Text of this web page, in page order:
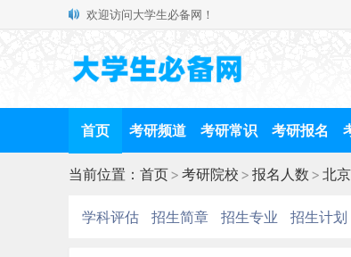
欢迎访问大学生必备网！
首页 考研频道 考研常识 考研报名
当前位置： 首页> 考研院校 > 报名人数 > 北
学科评估 招生简章 招生专业 招生计划